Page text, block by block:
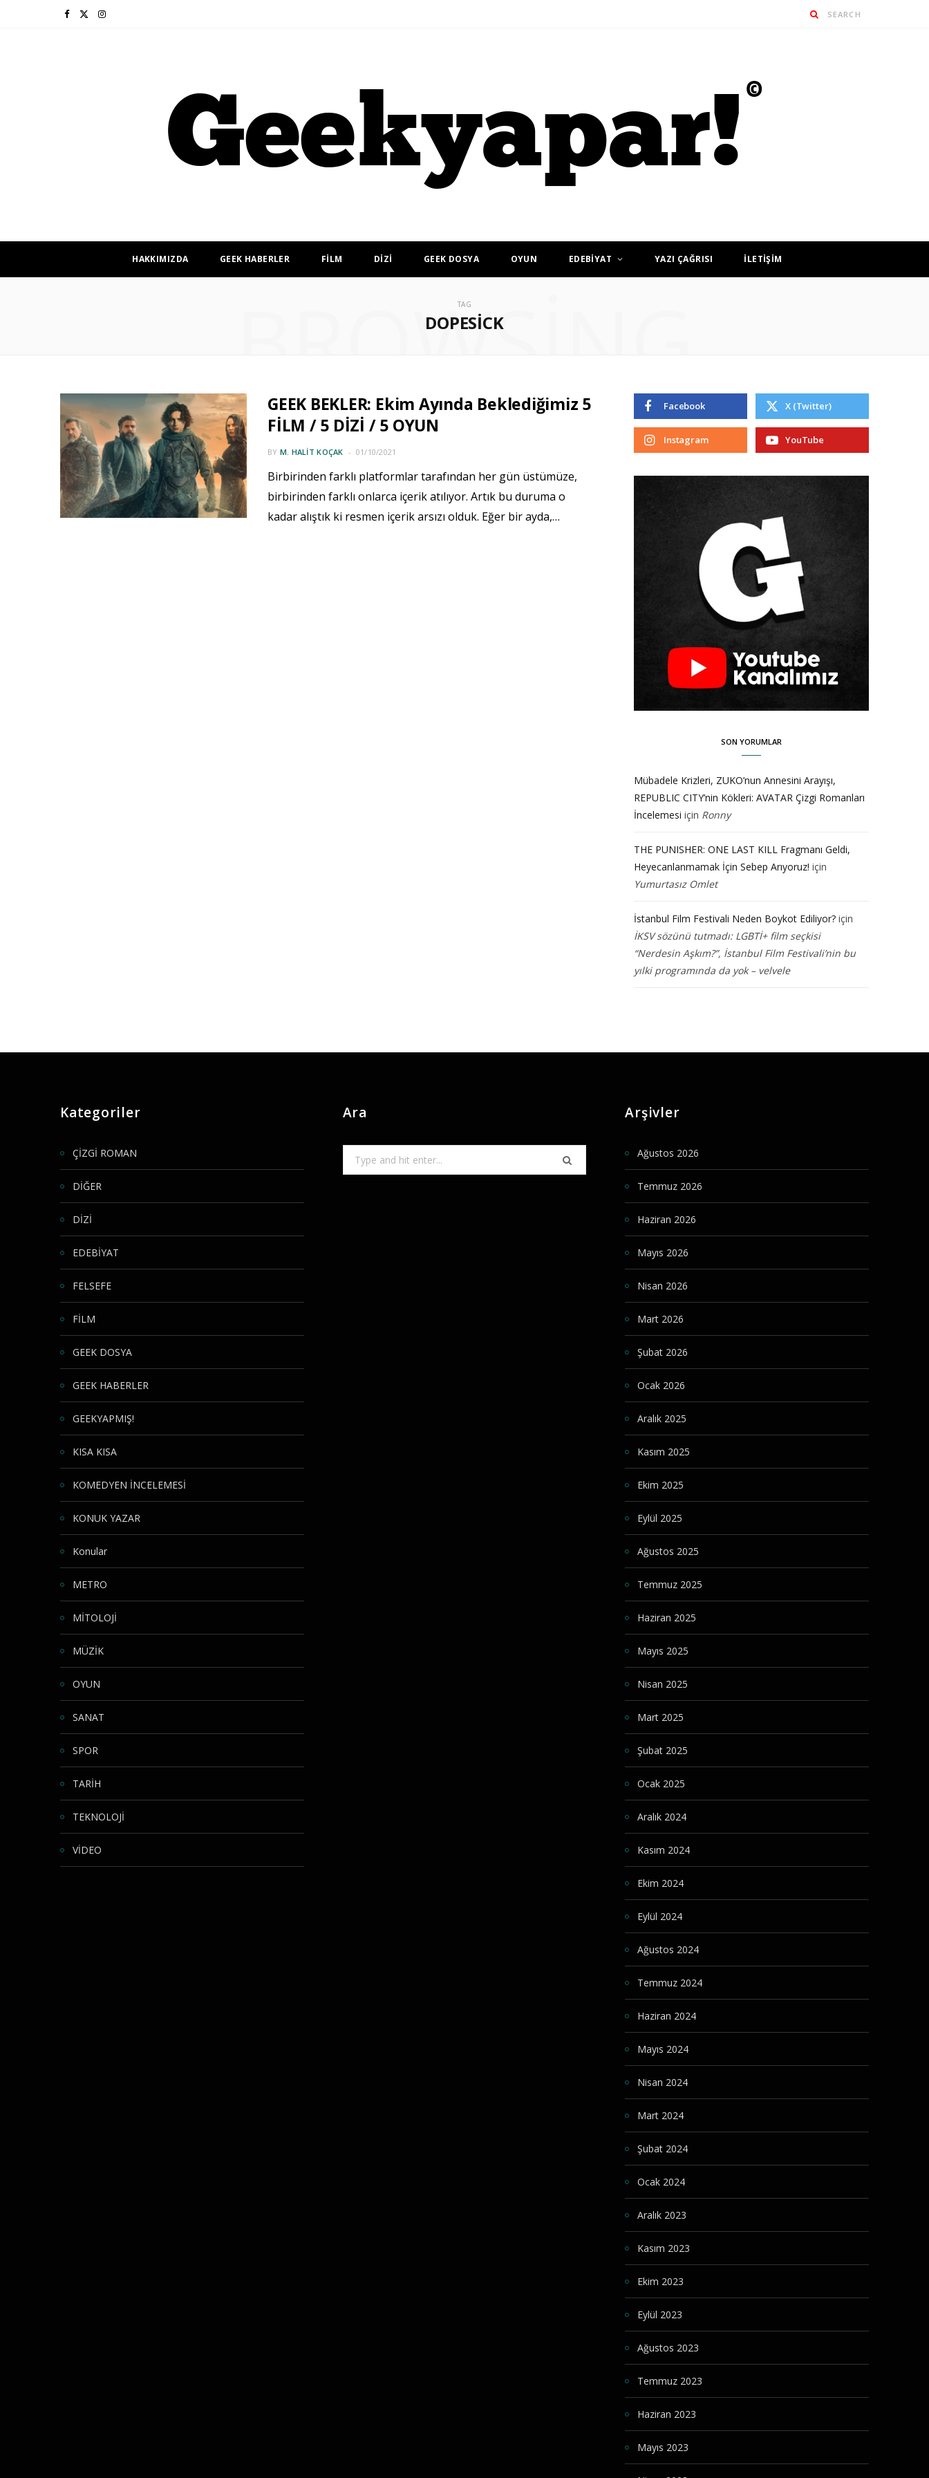
F I
HAKKIMIZDA GEEK HABERLER FİLM DİZİ GEEK DOSYA OYUN EDEBİYAT YAZI ÇAĞRISI İLETİŞİM
TAG
DOPESICK
BROWSING
GEEK BEKLER: Ekim Ayında Beklediğimiz 5
FİLM / 5 DİZİ / 5 OYUN
BY M. HALIT KOÇAK 01/10/2021
Birbirinden farklı platformlar tarafından her gün üstümüze,
birbirinden farklı onlarca içerik atılıyor. Artık bu duruma o
kadar alıştık ki resmen içerik arsızı olduk. Eğer bir ayda,…
Facebook X (Twitter)
Instagram YouTube
SON YORUMLAR
Mübadele Krizleri, ZUKO’nun Annesini Arayışı,
REPUBLIC CITY’nin Kökleri: AVATAR Çizgi Romanları
İncelemesi için Ronny
THE PUNISHER: ONE LAST KILL Fragmanı Geldi,
Heyecanlanmamak İçin Sebep Arıyoruz! için
Yumurtasız Omlet
İstanbul Film Festivali Neden Boykot Ediliyor? için
İKSV sözünü tutmadı: LGBTİ+ film seçkisi
“Nerdesin Aşkım?”, İstanbul Film Festivali’nin bu
yılki programında da yok – velvele
Kategoriler
ÇİZGİ ROMAN
DİĞER
DİZİ
EDEBİYAT
FELSEFE
FİLM
GEEK DOSYA
GEEK HABERLER
GEEKYAPMIŞ!
KISA KISA
KOMEDYEN İNCELEMESİ
KONUK YAZAR
Konular
METRO
MİTOLOJİ
MÜZİK
OYUN
SANAT
SPOR
TARİH
TEKNOLOJİ
VİDEO
Ara
for:
Arşivler
Ağustos 2026
Temmuz 2026
Haziran 2026
Mayıs 2026
Nisan 2026
Mart 2026
Şubat 2026
Ocak 2026
Aralık 2025
Kasım 2025
Ekim 2025
Eylül 2025
Ağustos 2025
Temmuz 2025
Haziran 2025
Mayıs 2025
Nisan 2025
Mart 2025
Şubat 2025
Ocak 2025
Aralık 2024
Kasım 2024
Ekim 2024
Eylül 2024
Ağustos 2024
Temmuz 2024
Haziran 2024
Mayıs 2024
Nisan 2024
Mart 2024
Şubat 2024
Ocak 2024
Aralık 2023
Kasım 2023
Ekim 2023
Eylül 2023
Ağustos 2023
Temmuz 2023
Haziran 2023
Mayıs 2023